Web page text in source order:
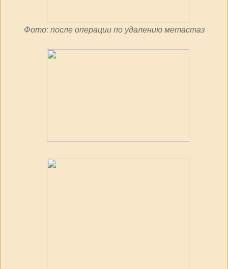
Фото: после операции по удалению метастаз